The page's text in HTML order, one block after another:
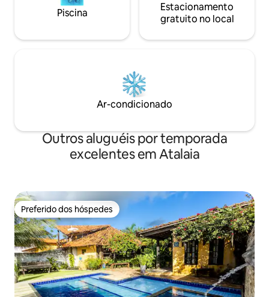
Piscina
Estacionamento
gratuito no local
Ar-condicionado
Outros aluguéis por temporada
excelentes em Atalaia
Preferido dos hóspedes
Preferido dos hóspedes